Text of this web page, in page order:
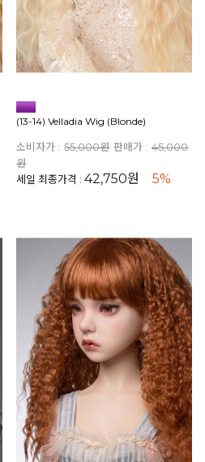
(13-14) Velladia Wig (Blonde)
소비자가 : 55,000원 판매가 : 45,000
원
세일 최종가격 :42,750원 5%